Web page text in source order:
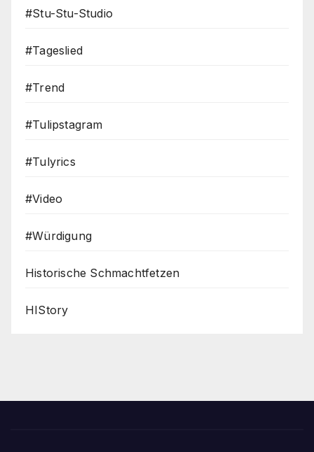
#Stu-Stu-Studio
#Tageslied
#Trend
#Tulipstagram
#Tulyrics
#Video
#Würdigung
Historische Schmachtfetzen
HIStory